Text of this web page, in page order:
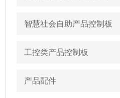
智慧社会自助产品控制板
工控类产品控制板
产品配件